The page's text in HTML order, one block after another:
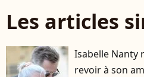
Les articles
Isabelle Nanty
revoir à son